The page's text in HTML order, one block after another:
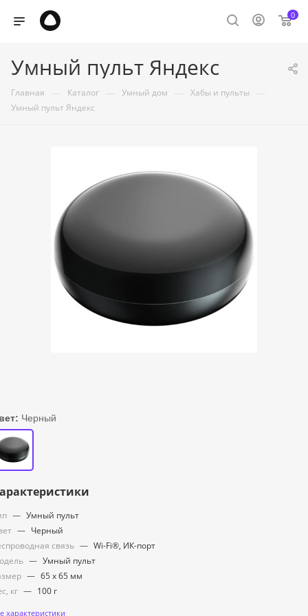
0
Умный пульт Яндекс
Главная — Каталог — Умный дом — Хабы и пульты —
Умный пульт Яндекс
Черный
— Умный пульт
— Черный
связь — Wi-Fi®, ИК-порт
— Умный пульт
— 65 х 65 мм
кг — 100 г
характеристики